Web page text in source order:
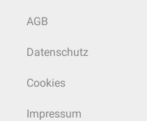
AGB
Datenschutz
Cookies
Impressum